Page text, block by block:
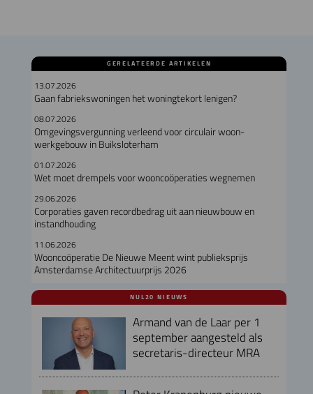
GERELATEERDE ARTIKELEN
13.07.2026
Gaan fabriekswoningen het woningtekort lenigen?
08.07.2026
Omgevingsvergunning verleend voor circulair woon-
werkgebouw in Buiksloterham
01.07.2026
Wet moet drempels voor wooncoöperaties wegnemen
29.06.2026
Corporaties gaven recordbedrag uit aan nieuwbouw en
instandhouding
11.06.2026
Wooncoöperatie De Nieuwe Meent wint publieksprijs
Amsterdamse Architectuurprijs 2026
NUL20 NIEUWS
Armand van de Laar per 1
september aangesteld als
secretaris-directeur MRA